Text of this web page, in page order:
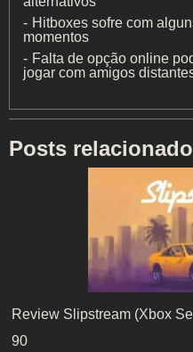
Hitboxes sofre com
momentos
Falta de opção online
jogar com amigos
Posts
Review Slipstream (Xbox
90